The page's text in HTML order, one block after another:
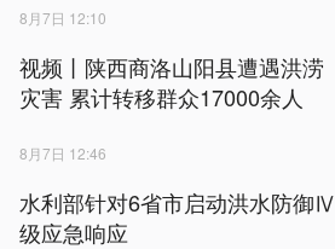
8月7日 12:10
视频丨陕西商洛山阳县遭遇洪涝
灾害 累计转移群众17000余人
8月7日 12:46
水利部针对6省市启动洪水防御Ⅳ
级应急响应